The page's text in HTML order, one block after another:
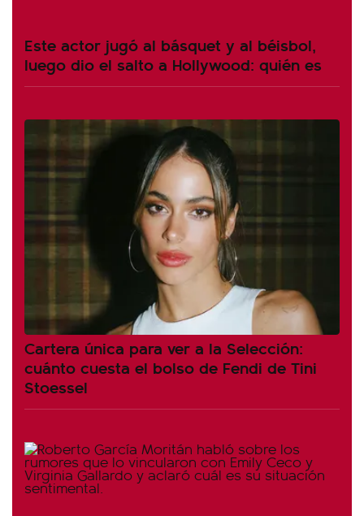
Este actor jugó al básquet y al béisbol,
luego dio el salto a Hollywood: quién es
Cartera única para ver a la Selección:
cuánto cuesta el bolso de Fendi de Tini
Stoessel